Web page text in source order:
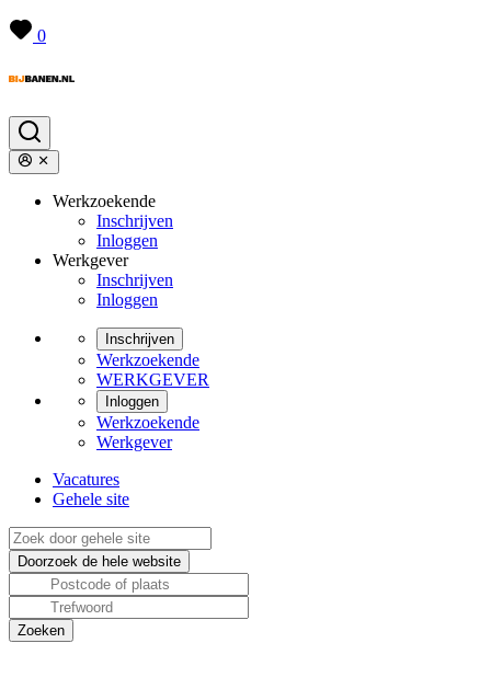
0
Werkzoekende
Inschrijven
Inloggen
Werkgever
Inschrijven
Inloggen
Inschrijven
Werkzoekende
WERKGEVER
Inloggen
Werkzoekende
Werkgever
Vacatures
Gehele site